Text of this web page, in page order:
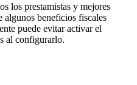
los prestamistas y mejores
algunos beneficios fiscales
puede evitar activar el
al configurarlo.